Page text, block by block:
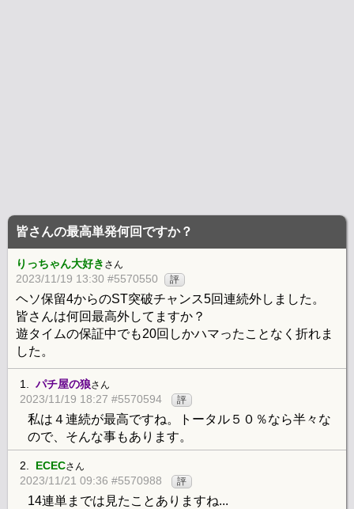
皆さんの最高単発何回ですか？
りっちゃん大好き さん
2023/11/19 13:30 #5570550 評
ヘソ保留4からのST突破チャンス5回連続外しました。
皆さんは何回最高外してますか？
遊タイムの保証中でも20回しかハマったことなく折れま
した。
1. パチ屋の狼さん
2023/11/19 18:27 #5570594 評
私は４連続が最高ですね。トータル５０％なら半々な
ので、そんな事もあります。
2. ECECさん
2023/11/21 09:36 #5570988 評
14連単までは見たことありますね...